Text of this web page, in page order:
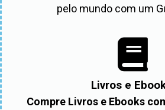
pelo mundo com um
Livros e
Compre Livros e Ebooks